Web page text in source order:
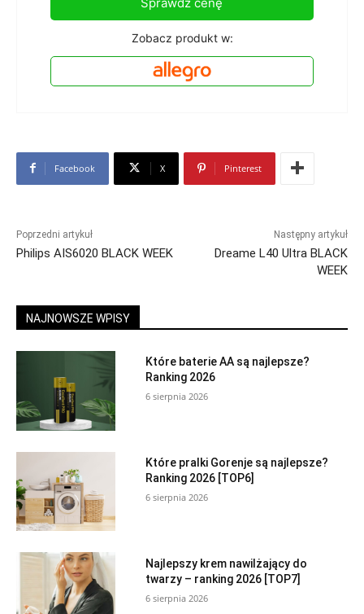
Zobacz produkt w:
Facebook X Pinterest
Poprzedni artykuł
Philips AIS6020 BLACK WEEK
Następny artykuł
Dreame L40 Ultra BLACK
WEEK
NAJNOWSZE WPISY
Które baterie AA są najlepsze?
Ranking 2026
6 sierpnia 2026
Które pralki Gorenje są najlepsze?
Ranking 2026 [TOP6]
6 sierpnia 2026
Najlepszy krem nawilżający do
twarzy – ranking 2026 [TOP7]
6 sierpnia 2026